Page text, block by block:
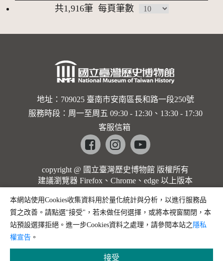
共1,916筆 每頁筆數
地址：709025 臺南市安南區長和路一段250號
服務時段：周一至周五 09:30 - 12:30、13:30 - 17:30
客服信箱
Facebookinstagramyoutube
copyright @ 國立臺灣歷史博物館 版權所有
建議瀏覽器 Firefox、Chrome、edge 以上版本
本網站使用Cookies收集資料用於量化統計與分析，以進行服務品
質之改善。請點選"接受"，若未做任何選擇，或將本視窗關閉，本
站預設選擇拒絕。進一步Cookies資料之處理，請參閱本站之 隱私
權宣告 。
接受